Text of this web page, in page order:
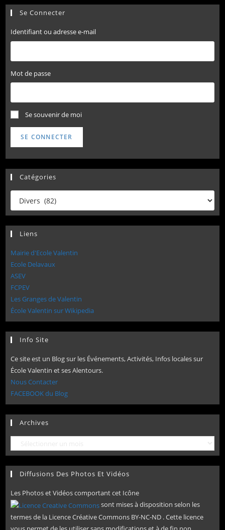
Se Connecter
Identifiant ou adresse e-mail
Mot de passe
Se souvenir de moi
SE CONNECTER
Catégories
Catégories
Liens
Mairie d'Ecole Valentin
Ecole Delavaux
ASEV
FCPEV
Les Granges de Valentin
École Valentin sur Wikipedia
Info Site
Ce site est un Blog sur les Événements, Activités, Infos locales sur
École Valentin et ses Alentours.
Nous Contacter
FACEBOOK du Blog
Archives
Diffusions Des Photos Et Vidéos
Les Photos et Vidéos comportant cet Icône
sont mises à disposition selon les
termes de la Licence Créative Commons BY-NC-ND . Cette licence